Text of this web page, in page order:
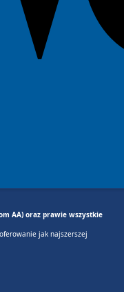
AA) oraz prawie wszystkie
jak najszerszej